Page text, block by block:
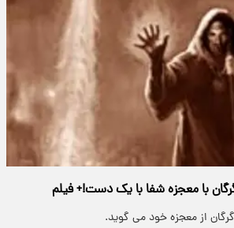
با معجزه شفا با یک دست!+ فیلم
از معجزه خود می گوید.